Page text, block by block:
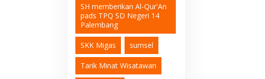
SH memberikan Al-Qur'An
pads TPQ SD Negeri 14
Palembang
SKK Migas sumsel
Tarik Minat Wisatawan